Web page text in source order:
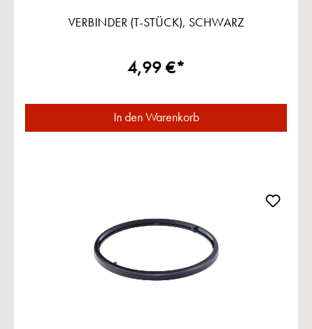
VERBINDER (T-STÜCK), SCHWARZ
4,99 €*
In den Warenkorb